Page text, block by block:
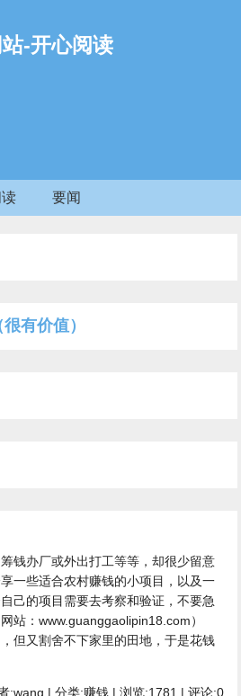
-开心阅读
要闻
有价值）
办厂或外出打工等等，却很少留意
一些适合农村赚钱的小项目，以及一
己的项目需要去考察和验证，不要急
站：www.guanggaolipin18.com）
又割舍不下家里的田地，于是花钱
:wang | 分类:赚钱 | 浏览:1781 | 评论:0